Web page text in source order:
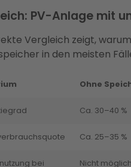
PV-Anlage mit
Vergleich zeigt,
in den meisten
Ohne
Ca. 30–40 %
Ca. 25–35 %
bei
Nicht